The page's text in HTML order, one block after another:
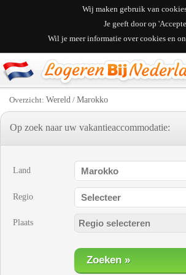
Wij maken gebruik van
Je geeft door op
Wil je meer informatie over cookies en
Overzicht: Wereld / Marokko
Op zoek naar uw vakantieaccommodatie:
Land
Regio
Plaats